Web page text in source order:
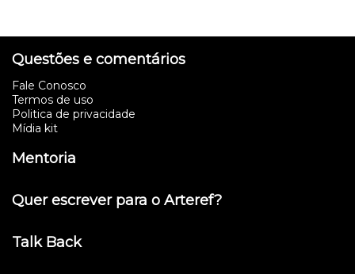
Questões e comentários
Fale Conosco
Termos de uso
Politica de privacidade
Mídia kit
Mentoria
Quer escrever para o Arteref?
Talk Back